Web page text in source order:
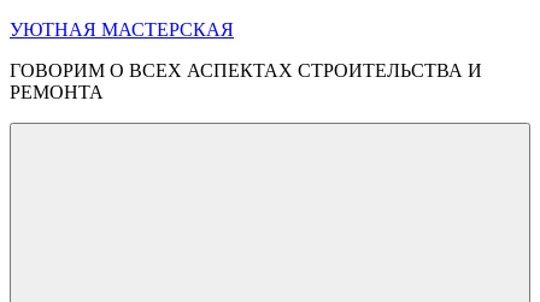
Перейти
содержимому
УЮТНАЯ МАСТЕРСКАЯ
ГОВОРИМ О ВСЕХ АСПЕКТАХ СТРОИТЕЛЬСТВА И
РЕМОНТА